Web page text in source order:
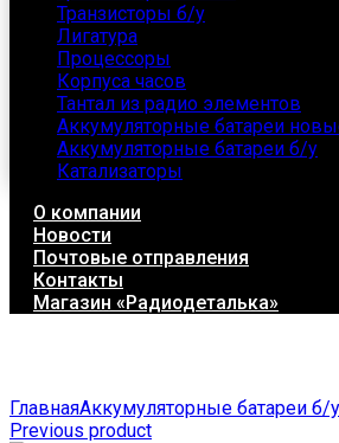
Транзисторы б/у
Лигатура
Процессоры
Корпуса часов
Тантал из радио элементов
Аккумуляторные батареи
Аккумуляторные батареи б/у
Катализаторы
О компании
Новости
Почтовые отправления
Контакты
Магазин «Радиодеталька»
ГлавнаяАккумуляторные батареи б/у
Previous product